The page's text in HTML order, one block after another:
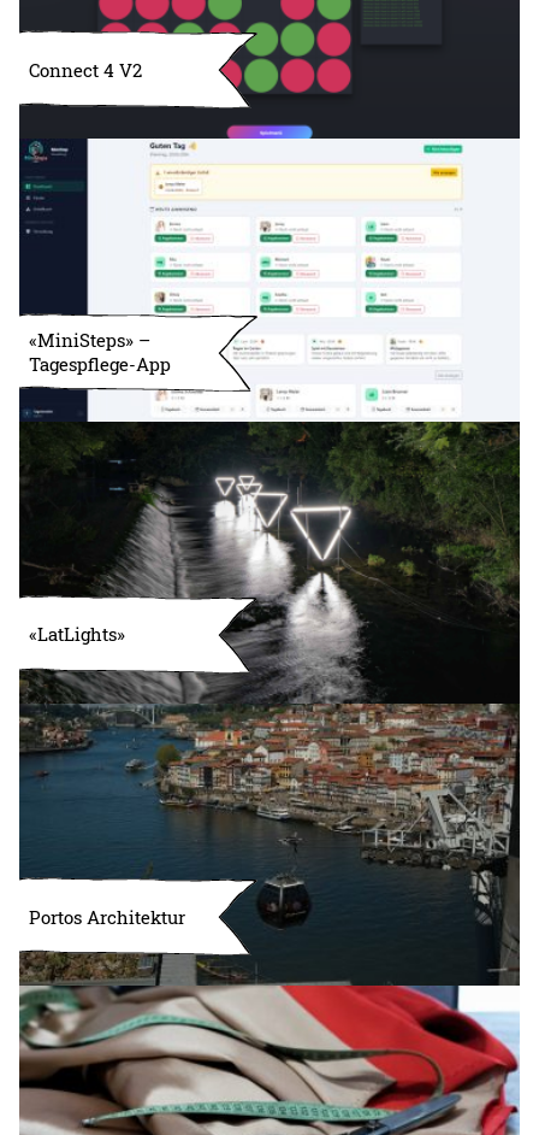
Connect 4 V2
«MiniSteps» –
Tagespflege-App
«LatLights»
Portos Architektur